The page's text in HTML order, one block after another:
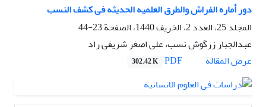
دور أماره الفراش والطرق العلمیه الحدیثه فی کشف النسب
المجلد 25، العدد 2، الخريف 1440، الصفحة
23-44
عبدالجبار زرگوش نسب، علی اصغر شریفی راد
عرض المقالة
302.42 K